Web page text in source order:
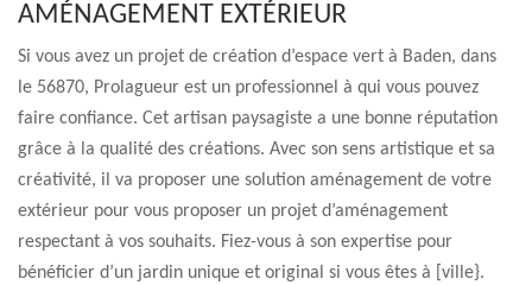
AMÉNAGEMENT EXTÉRIEUR
Si vous avez un projet de création d’espace vert à Baden, dans
le 56870, Prolagueur est un professionnel à qui vous pouvez
faire confiance. Cet artisan paysagiste a une bonne réputation
grâce à la qualité des créations. Avec son sens artistique et sa
créativité, il va proposer une solution aménagement de votre
extérieur pour vous proposer un projet d’aménagement
respectant à vos souhaits. Fiez-vous à son expertise pour
bénéficier d’un jardin unique et original si vous êtes à [ville}.